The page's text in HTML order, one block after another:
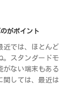
がポイント
近では、ほとんど
。スタンダードモ
がない端末もある
関しては、最近は